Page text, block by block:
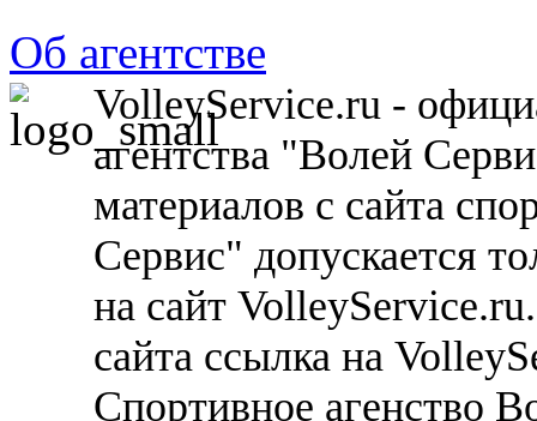
Об агентстве
VolleyService.ru -
агентства "Волей
материалов с сайта
Сервис" допускается
на сайт
сайта ссылка на
Спортивное агенство